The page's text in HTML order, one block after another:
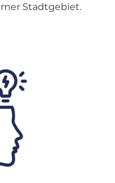
Stadtgebiet.